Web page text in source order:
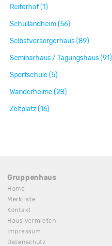
Reiterhof (1)
Schullandheim (56)
Selbstversorgerhaus (89)
Seminarhaus / Tagungshaus (91)
Sportschule (5)
Wanderheime (28)
Zeltplatz (16)
Gruppenhaus
Home
Merkliste
Kontakt
Haus vermieten
Impressum
Datenschutz